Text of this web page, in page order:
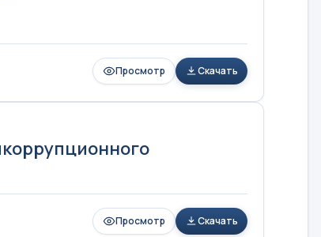
Просмотр Скачать
Просмотр Скачать